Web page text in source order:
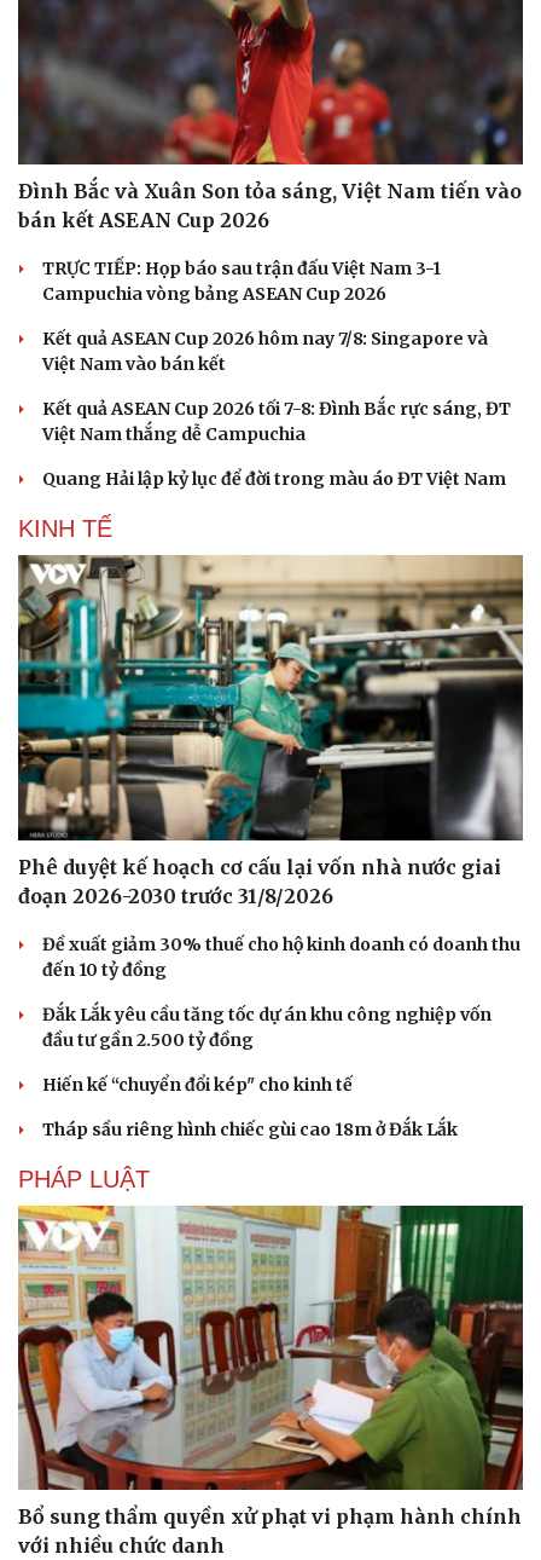
Du lịch
Săn Tour
check-in
Podcast
Đọc truyện đêm khuya
Hạt giống tâm hồn
Đình Bắc và Xuân Son tỏa sáng, Việt Nam tiến vào
bán kết ASEAN Cup 2026
TRỰC TIẾP: Họp báo sau trận đấu Việt Nam 3-1
Campuchia vòng bảng ASEAN Cup 2026
Kết quả ASEAN Cup 2026 hôm nay 7/8: Singapore và
Việt Nam vào bán kết
Kết quả ASEAN Cup 2026 tối 7-8: Đình Bắc rực sáng, ĐT
Việt Nam thắng dễ Campuchia
Quang Hải lập kỷ lục để đời trong màu áo ĐT Việt Nam
KINH TẾ
Phê duyệt kế hoạch cơ cấu lại vốn nhà nước giai
đoạn 2026-2030 trước 31/8/2026
Đề xuất giảm 30% thuế cho hộ kinh doanh có doanh thu
đến 10 tỷ đồng
Đắk Lắk yêu cầu tăng tốc dự án khu công nghiệp vốn
đầu tư gần 2.500 tỷ đồng
Hiến kế “chuyển đổi kép" cho kinh tế
Tháp sầu riêng hình chiếc gùi cao 18m ở Đắk Lắk
PHÁP LUẬT
Bổ sung thẩm quyền xử phạt vi phạm hành chính
với nhiều chức danh